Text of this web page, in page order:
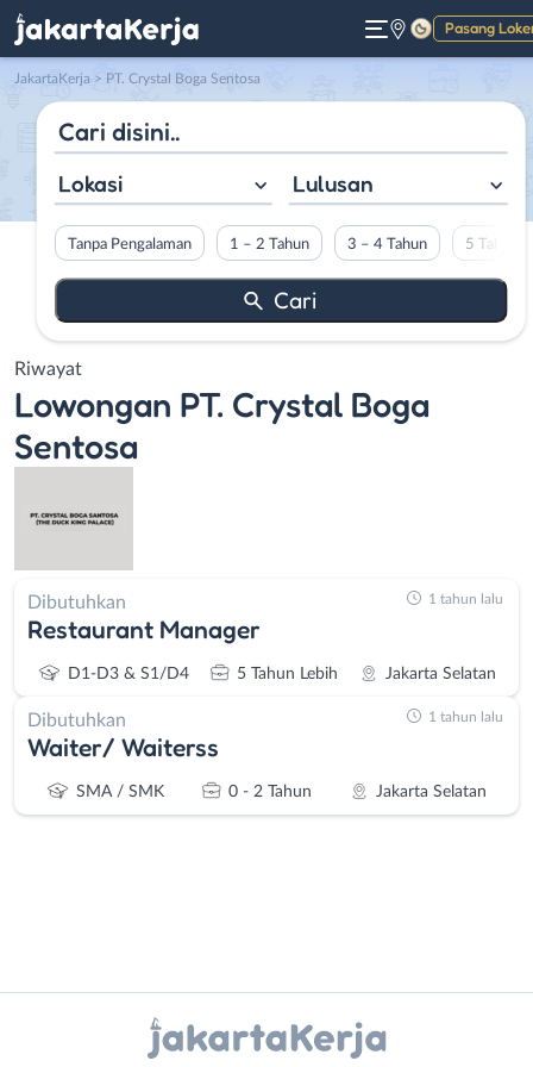
Pasang
Gelap
JakartaKerja > PT. Crystal Boga Sentosa
Lokasi Lulusan
Tanpa Pengalaman 1 – 2 Tahun 3 – 4 Tahun 5 Tahun
Riwayat
Lowongan PT. Crystal Boga
Sentosa
Dibutuhkan
Restaurant Manager
D1-D3 & S1/D4 5 Tahun Lebih Jakarta Selatan
1 tahun lalu
Dibutuhkan
Waiter/ Waiterss
SMA / SMK 0 - 2 Tahun Jakarta Selatan
1 tahun lalu
Gizi
Work)
X - Twitter Telegram
Kanal Lainnya..